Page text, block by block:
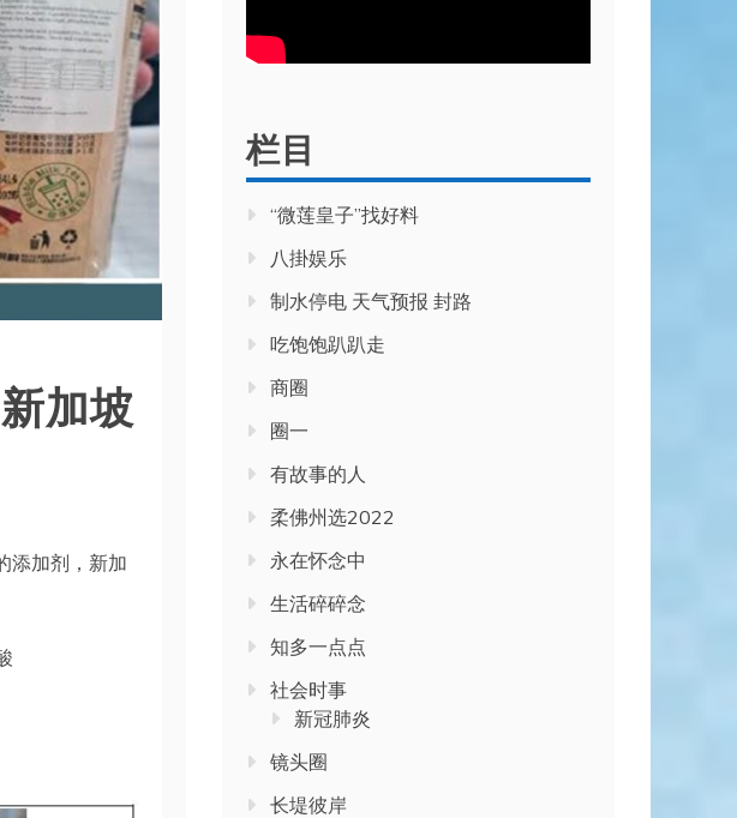
加坡
添加剂，新加
栏目
“微莲皇子”找好料
八掛娱乐
制水停电 天气预报 封路
吃饱饱趴趴走
商圈
圈一
有故事的人
柔佛州选2022
永在怀念中
生活碎碎念
知多一点点
社会时事
新冠肺炎
镜头圈
长堤彼岸